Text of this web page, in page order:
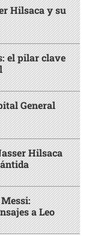
Hilsaca y su
el pilar clave
General
Hilsaca
a Leo